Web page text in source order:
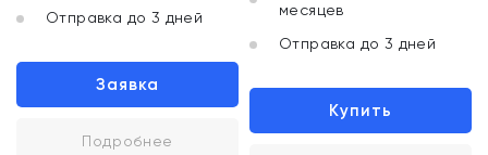
Отправка до 3 дней
Заявка
Подробнее
месяцев
Отправка до 3 дней
Купить